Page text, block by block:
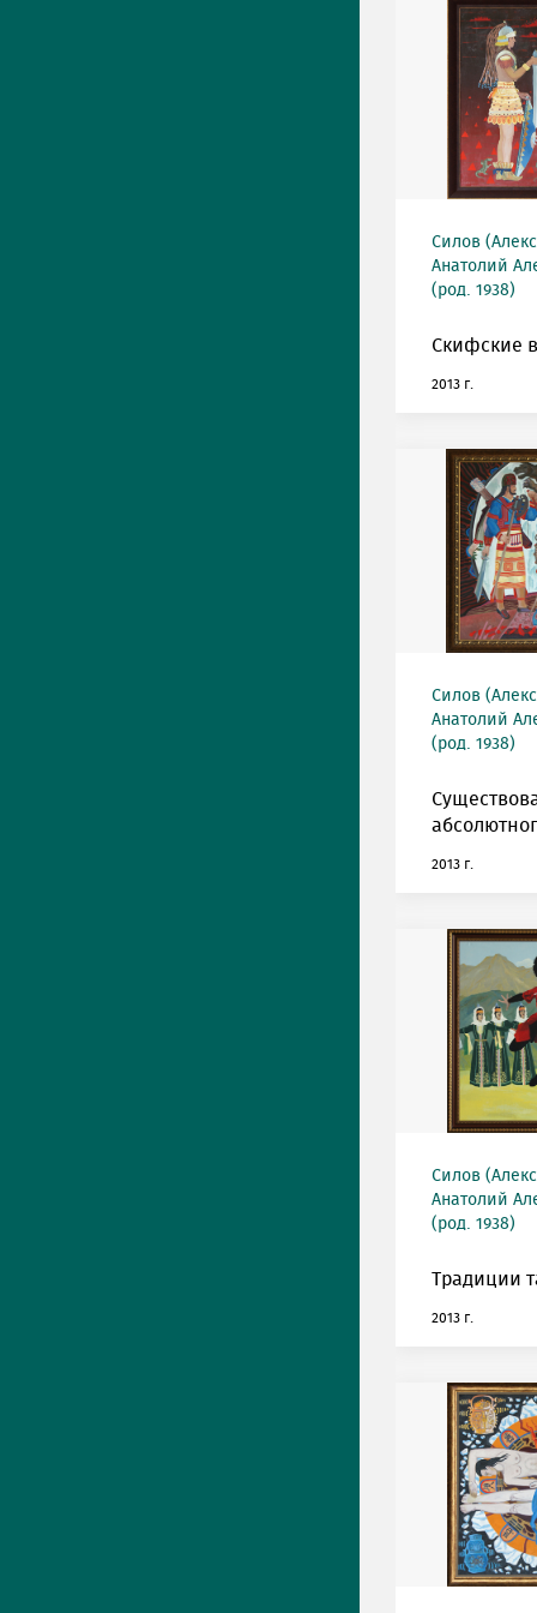
Силов
Анатолий
(род. 1938)
Скифские
2013 г.
Силов
Анатолий
(род. 1938)
2013 г.
Силов
Анатолий
(род. 1938)
Традиции
2013 г.